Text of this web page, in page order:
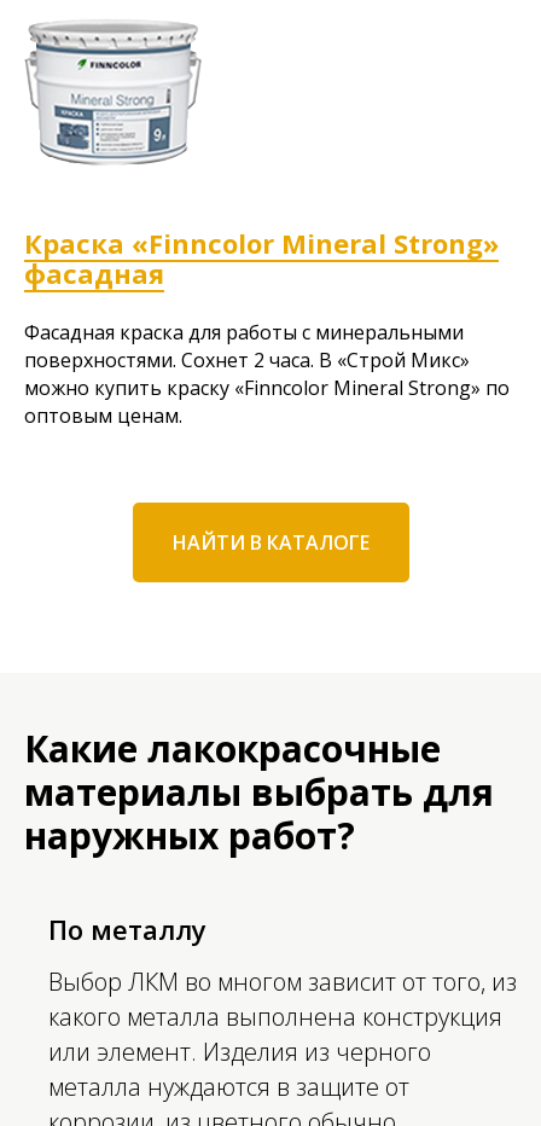
Краска «Finncolor Mineral Strong»
фасадная
Фасадная краска для работы с минеральными
поверхностями. Сохнет 2 часа. В «Строй Микс»
можно купить краску «Finncolor Mineral Strong» по
оптовым ценам.
НАЙТИ В КАТАЛОГЕ
Какие лакокрасочные
материалы выбрать для
наружных работ?
По металлу
Выбор ЛКМ во многом зависит от того, из
какого металла выполнена конструкция
или элемент. Изделия из черного
металла нуждаются в защите от